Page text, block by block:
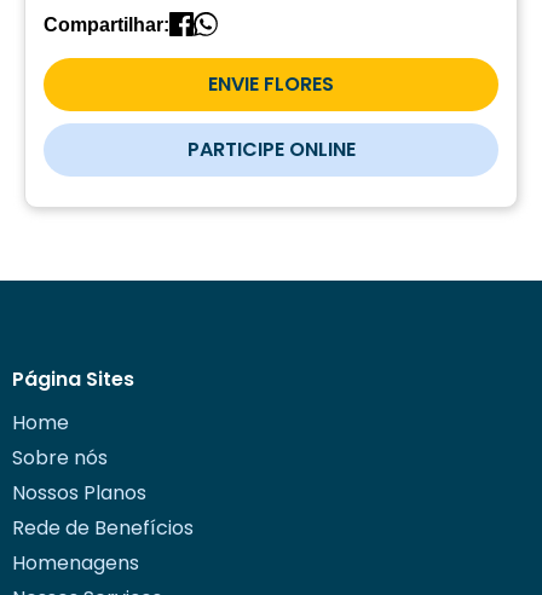
Compartilhar:
ENVIE FLORES
PARTICIPE ONLINE
Página Sites
Home
Sobre nós
Nossos Planos
Rede de Benefícios
Homenagens